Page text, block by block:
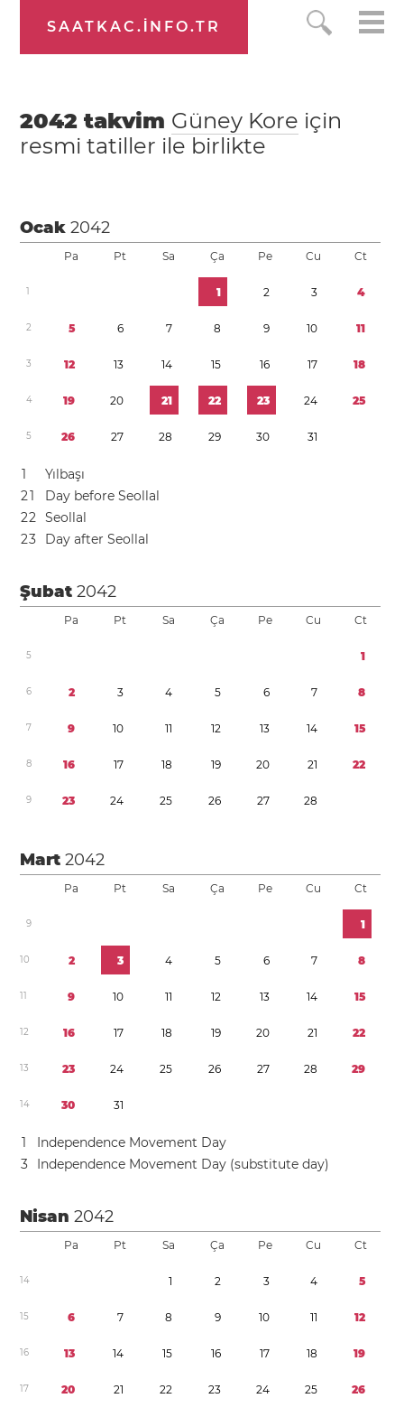
SAATKAC.INFO.TR
2042 takvim Güney Kore için
resmi tatiller ile birlikte
Ocak2042
Pa Pt Sa Ça Pe Cu Ct
1 1 2 3 4
2 5 6 7 8 9 10 11
3 12 13 14 15 16 17 18
4 19 20 21 22 23 24 25
5 26 27 28 29 30 31
1
Yılbaşı
21
Day before Seollal
22 Seollal
23 Day after Seollal
Şubat2042
Pa Pt Sa Ça Pe Cu Ct
5 1
6 2 3 4 5 6 7 8
7 9 10 11 12 13 14 15
8 16 17 18 19 20 21 22
9 23 24 25 26 27 28
Mart2042
Pa Pt Sa Ça Pe Cu Ct
9 1
10 2 3 4 5 6 7 8
11 9 10 11 12 13 14 15
12 16 17 18 19 20 21 22
13 23 24 25 26 27 28 29
14 30 31
1
Independence Movement Day
3
Independence Movement Day (substitute day)
Nisan2042
Pa Pt Sa Ça Pe Cu Ct
14 1 2 3 4 5
15 6 7 8 9 10 11 12
16 13 14 15 16 17 18 19
17 20 21 22 23 24 25 26